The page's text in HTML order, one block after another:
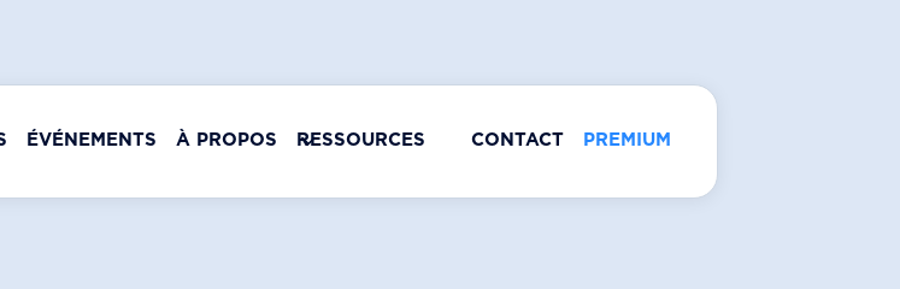
ÉVÉNEMENTS À PROPOS RESSOURCES CONTACT PREMIUM